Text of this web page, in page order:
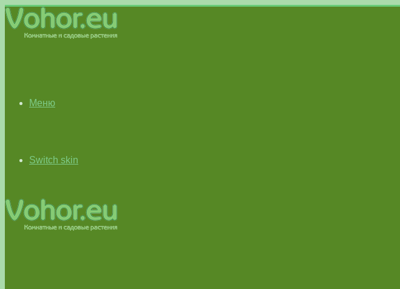
Меню
Switch skin